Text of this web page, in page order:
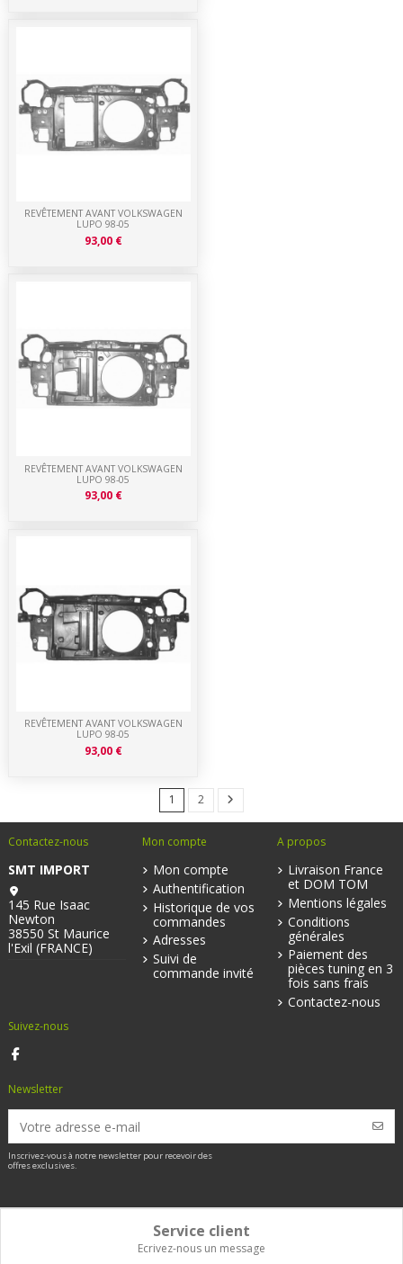
REVÊTEMENT AVANT VOLKSWAGEN
LUPO 98-05
93,00 €
REVÊTEMENT AVANT VOLKSWAGEN
LUPO 98-05
93,00 €
REVÊTEMENT AVANT VOLKSWAGEN
LUPO 98-05
93,00 €
1 2
Contactez-nous
SMT IMPORT
145 Rue Isaac
Newton
38550 St Maurice
l'Exil (FRANCE)
Mon compte
Mon compte
Authentification
Historique de vos
commandes
Adresses
Suivi de
commande invité
A propos
Livraison France
et DOM TOM
Mentions légales
Conditions
générales
Paiement des
pièces tuning en 3
fois sans frais
Contactez-nous
Suivez-nous
Newsletter
Inscrivez-vous à notre newsletter pour recevoir des
offres exclusives.
Service client
Ecrivez-nous un message